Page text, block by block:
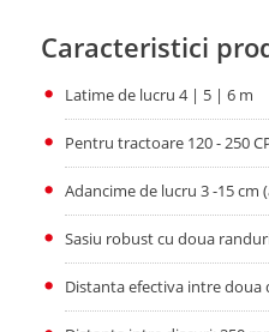
Caracteristici
Latime de lucru 4 | 5 | 6 m
Pentru tractoare 120 - 250
Adancime de lucru 3 -15
Sasiu robust cu doua
Distanta efectiva intre doua